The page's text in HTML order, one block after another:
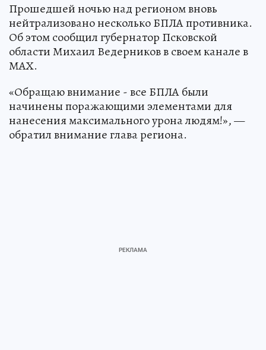
Прошедшей ночью над регионом вновь
нейтрализовано несколько БПЛА противника.
Об этом сообщил губернатор Псковской
области Михаил Ведерников в своем канале в
МАХ.
«Обращаю внимание - все БПЛА были
начинены поражающими элементами для
нанесения максимального урона людям!», —
обратил внимание глава региона.